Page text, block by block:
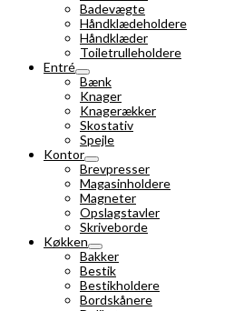
Badevægte
Håndklædeholdere
Håndklæder
Toiletrulleholdere
Entré
Bænk
Knager
Knagerækker
Skostativ
Spejle
Kontor
Brevpresser
Magasinholdere
Magneter
Opslagstavler
Skriveborde
Køkken
Bakker
Bestik
Bestikholdere
Bordskånere